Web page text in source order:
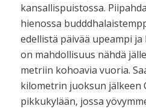
kansallispuistossa.
hienossa
edellistä päivää upeampi
on mahdollisuus nähdä
metriin kohoavia vuoria.
kilometrin juoksun jälkeen
pikkukylään, jossa